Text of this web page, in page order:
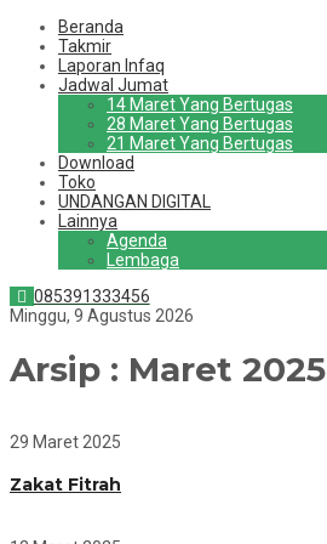
Beranda
Takmir
Laporan Infaq
Jadwal Jumat
14 Maret Yang Bertugas
28 Maret Yang Bertugas
21 Maret Yang Bertugas
Download
Toko
UNDANGAN DIGITAL
Lainnya
Agenda
Lembaga
085391333456
Minggu, 9 Agustus 2026
Arsip : Maret 2025
29 Maret 2025
Zakat Fitrah